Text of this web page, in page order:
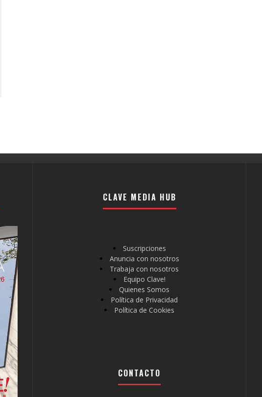
CLAVE MEDIA HUB
Suscripciones
Anuncia con nosotros
Trabaja con nosotros
Equipo Clave!
Quienes Somos
Política de Privacidad
Política de Cookies
CONTACTO